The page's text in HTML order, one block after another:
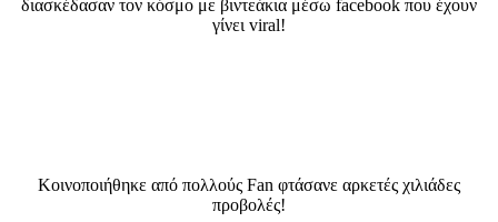
διασκέδασαν τον κόσμο με βιντεάκια μέσω facebook που έχουν
γίνει viral!
Κοινοποιήθηκε από πολλούς Fan φτάσανε αρκετές χιλιάδες
προβολές!